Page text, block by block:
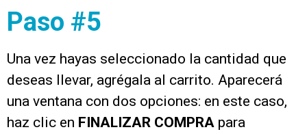
Paso #5
Una vez hayas seleccionado la cantidad que
deseas llevar, agrégala al carrito. Aparecerá
una ventana con dos opciones: en este caso,
haz clic en FINALIZAR COMPRA para